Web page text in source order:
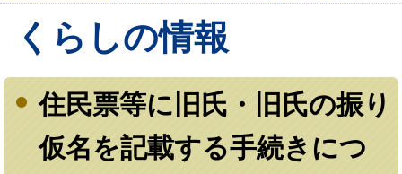
くらしの情報
住民票等に旧氏・旧氏の振り
仮名を記載する手続きにつ